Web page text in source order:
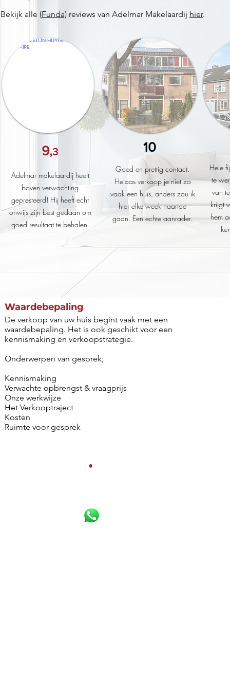
Bekijk alle (Funda) reviews van Adelmar Makelaardij hier.
9,3
Adelmar makelaardij heeft
boven verwachting
gepresteerd! Hij heeft echt
onwijs zijn best gedaan om
goed resultaat te behalen.
10
Goed en prettig contact.
Helaas verkoop je niet zo
vaak een huis, anders zou ik
hier elke week naartoe
gaan. Een echte aanrader.
Hele
te
van
krijgt
hem
Waardebepaling
De verkoop van uw huis begint vaak met een
waardebepaling. Het is ook geschikt voor een
kennismaking en verkoopstrategie.
Onderwerpen van gesprek;
Kennismaking
Verwachte opbrengst & vraagprijs
Onze werkwijze
Het Verkooptraject
Kosten
Ruimte voor gesprek